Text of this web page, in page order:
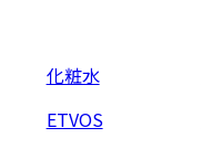
化粧水
ETVOS